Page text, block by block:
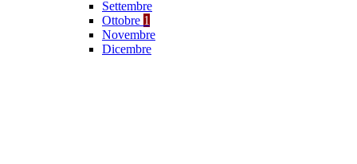
Settembre
Ottobre 1
Novembre
Dicembre